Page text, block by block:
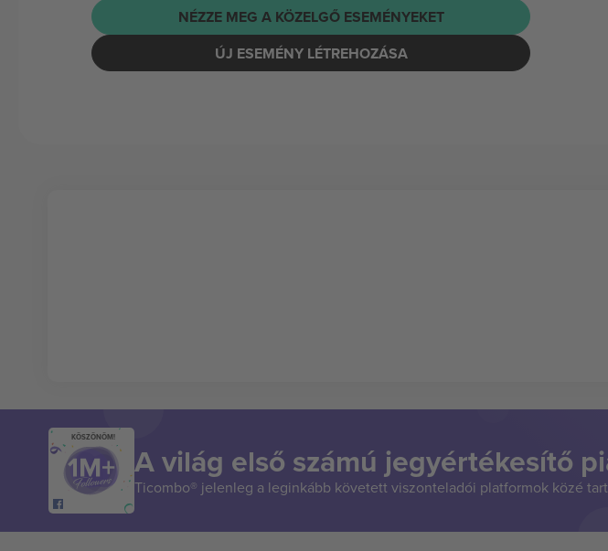
NÉZZE MEG A KÖZELGŐ ESEMÉNYEKET
ÚJ ESEMÉNY LÉTREHOZÁSA
KÖSZÖNÖM!
A világ első számú jegyértékesítő
Ticombo® jelenleg a leginkább követett viszonteladói platformok közé